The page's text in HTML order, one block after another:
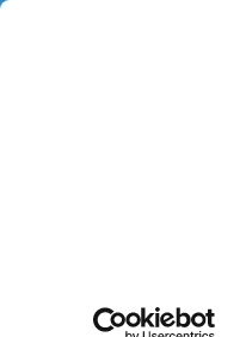
Factura digital
NUESTRO
Consumo
NUESTROS
Nuestros
CON